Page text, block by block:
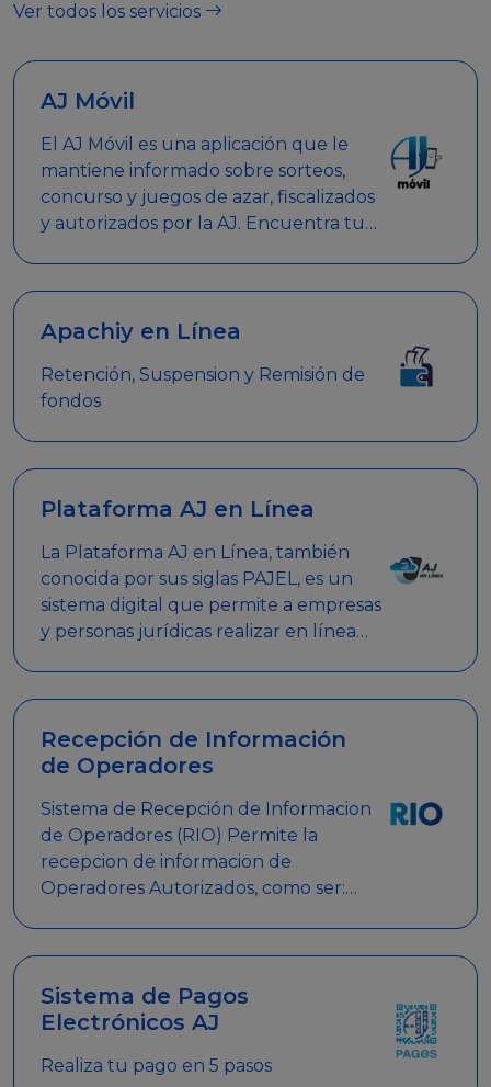
Ver todos los servicios
AJ Móvil
El AJ Móvil es una aplicación que le
mantiene informado sobre sorteos,
concurso y juegos de azar, fiscalizados
y autorizados por la AJ. Encuentra tus
clave.
Apachiy en Línea
Retención, Suspension y Remisión de
fondos
Plataforma AJ en Línea
La Plataforma AJ en Línea, también
conocida por sus siglas PAJEL, es un
sistema digital que permite a empresas
y personas jurídicas realizar en línea
Recepción de Información
de Operadores
Sistema de Recepción de Informacion
de Operadores (RIO) Permite la
recepcion de informacion de
Operadores Autorizados, como ser:
Sistema de Pagos
Electrónicos AJ
Realiza tu pago en 5 pasos